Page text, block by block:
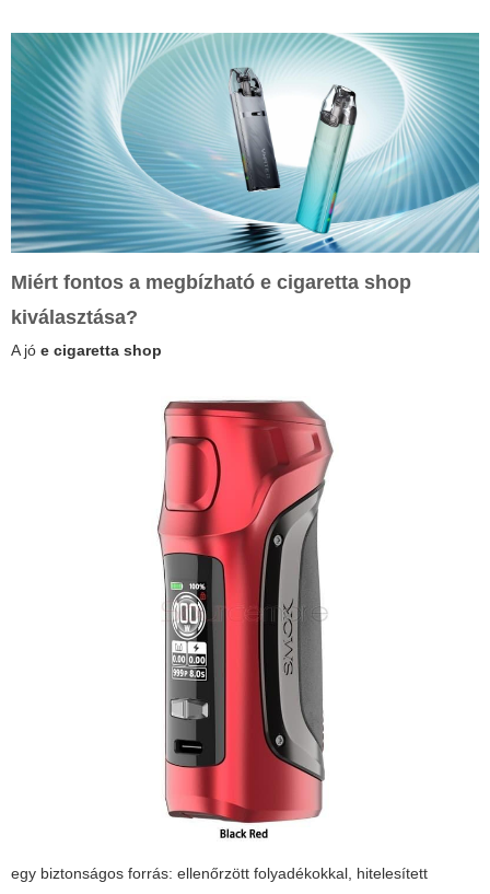
Miért fontos a megbízható e cigaretta shop
kiválasztása?
A jó e cigaretta shop
egy biztonságos forrás: ellenőrzött folyadékokkal, hitelesített